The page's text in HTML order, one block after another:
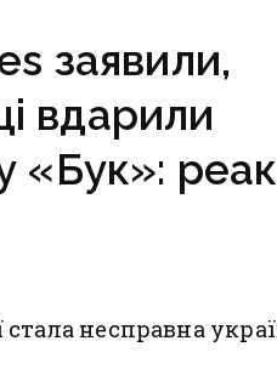
заявили,
вдарили
«Бук»:
несправна